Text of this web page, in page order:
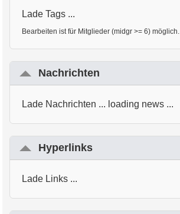
Lade Tags ...
Bearbeiten ist für Mitglieder (midgr >= 6) möglich.
Nachrichten
Lade Nachrichten ... loading news ...
Hyperlinks
Lade Links ...